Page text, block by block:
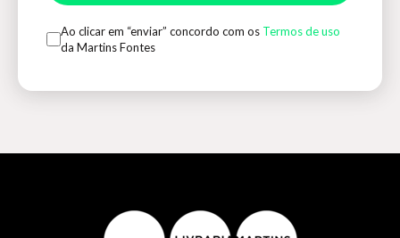
Ao clicar em “enviar” concordo com os Termos de uso
da Martins Fontes